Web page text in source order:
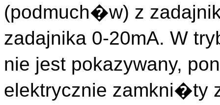
(podmuch�w) z
zadajnika 0-20mA. W
nie jest pokazywany,
elektrycznie zamkni�ty